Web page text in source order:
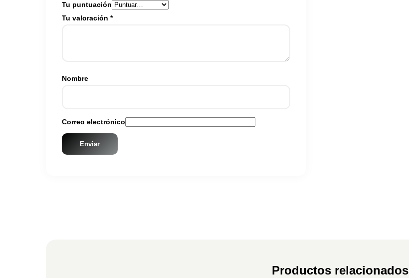
Tu puntuación
Tu valoración *
Nombre
Correo electrónico
Productos relacionados